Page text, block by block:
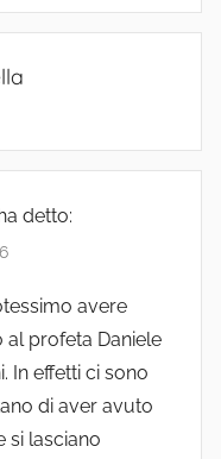
ha detto:
avere
profeta Daniele
In effetti ci sono
di aver avuto
si lasciano